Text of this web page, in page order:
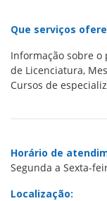
Que serviços
Informação sobre
de Licenciatura,
Cursos de
Horário de
Segunda a Sexta-
Localização: